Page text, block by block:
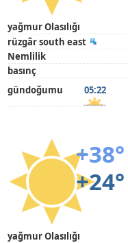
yağmur Olasılığı
rüzgâr south east
Nemlilik
basınç
gündoğumu
05:22
+38°
+24°
yağmur Olasılığı